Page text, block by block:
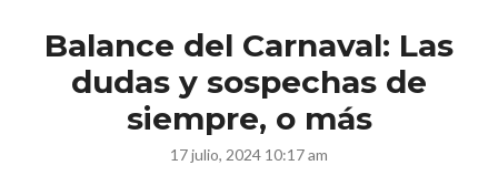
Balance del Carnaval: Las
dudas y sospechas de
siempre, o más
17 julio, 2024 10:17 am